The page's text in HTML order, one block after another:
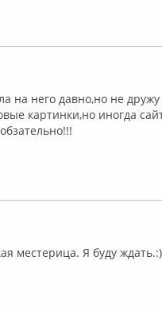
на него давно,но не
картинки,но иногда
местерица. Я буду ждать.:)